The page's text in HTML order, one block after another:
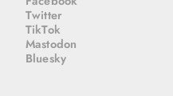
Twitter
TikTok
Mastodon
Bluesky